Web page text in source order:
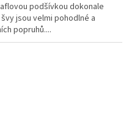
podšívkou dokonale
jsou velmi pohodlné a
popruhů....